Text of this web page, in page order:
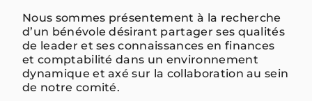
Nous sommes présentement à la recherche
d’un bénévole désirant partager ses qualités
de leader et ses connaissances en finances
et comptabilité dans un environnement
dynamique et axé sur la collaboration au sein
de notre comité.